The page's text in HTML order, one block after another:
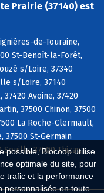
possible, Biocoop utilise
optimale du site, pour
trafic et la performance
personnalisée en toute
Prairie (37140) est
de-Touraine,
St-Benoît-la-Forêt,
s/Loire, 37340
s/Loire, 37140
Avoine, 37420
37500 Chinon, 37500
La Roche-Clermault,
37500 St-Germain
37500 Thizay,